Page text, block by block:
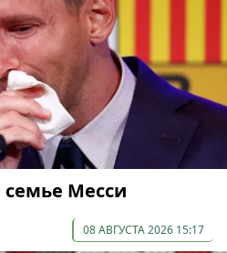
семье Месси
08 АВГУСТА 2026 15:17